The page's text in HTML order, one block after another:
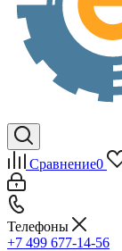
Сравнение0
Телефоны
+7 499 677-14-56